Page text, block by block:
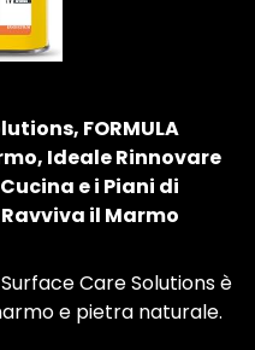
FORMULA
Ideale Rinnovare
e i Piani di
il Marmo
Surface Care Solutions è
e pietra naturale.